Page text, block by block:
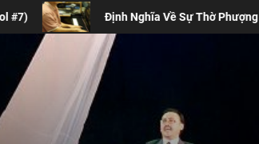
Định Nghĩa Về Sự Thờ Phượng Đương Đại